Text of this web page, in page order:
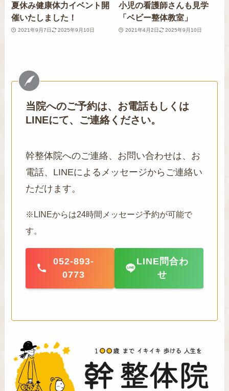
夏休み健康体力イベント開
催いたしました！
2021年9月7日 2025年9月10日
小児の看護師さんも見学
「ベビー整体教室」
2021年4月2日 2025年9月10日
当院へのご予約は、お電話もしくは
LINEにて、ご連絡ください。
幹整体院へのご連絡、お問い合わせは、お
電話、LINEによるメッセージからご連絡い
ただけます。
※LINEからは24時間メッセージ予約が可能で
す。
052-893-
0773
LINE問合わ
せ